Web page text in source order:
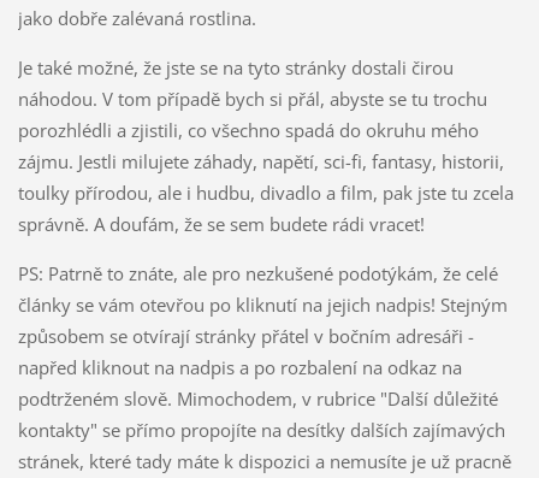
jako dobře zalévaná rostlina.
Je také možné, že jste se na tyto stránky dostali čirou
náhodou. V tom případě bych si přál, abyste se tu trochu
porozhlédli a zjistili, co všechno spadá do okruhu mého
zájmu. Jestli milujete záhady, napětí, sci-fi, fantasy, historii,
toulky přírodou, ale i hudbu, divadlo a film, pak jste tu zcela
správně. A doufám, že se sem budete rádi vracet!
PS: Patrně to znáte, ale pro nezkušené podotýkám, že celé
články se vám otevřou po kliknutí na jejich nadpis! Stejným
způsobem se otvírají stránky přátel v bočním adresáři -
napřed kliknout na nadpis a po rozbalení na odkaz na
podtrženém slově. Mimochodem, v rubrice "Další důležité
kontakty" se přímo propojíte na desítky dalších zajímavých
stránek, které tady máte k dispozici a nemusíte je už pracně